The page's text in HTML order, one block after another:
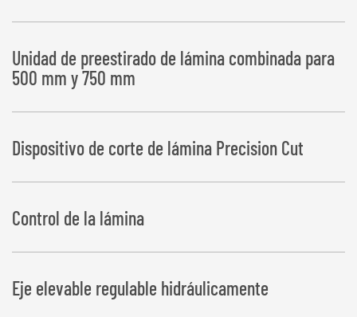
Unidad de preestirado de lámina combinada para
500 mm y 750 mm
Dispositivo de corte de lámina Precision Cut
Control de la lámina
Eje elevable regulable hidráulicamente